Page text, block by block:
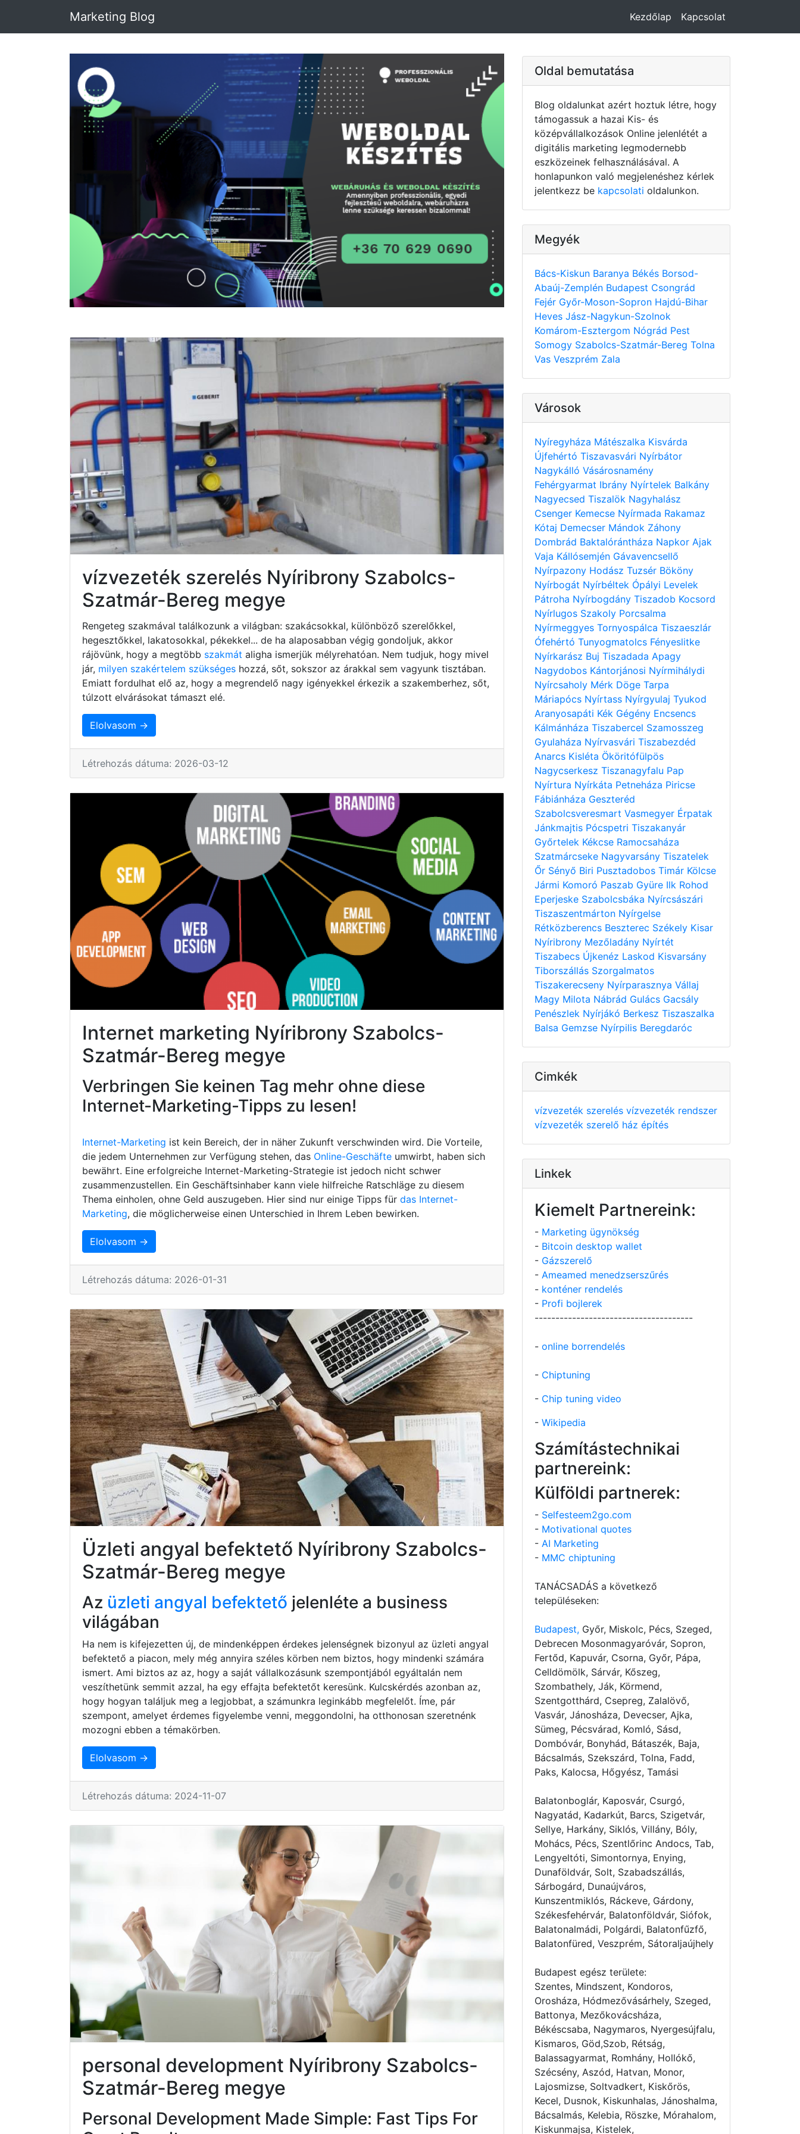
Marketing Blog Kezdőlap Kapcsolat
vízvezeték szerelés Nyíribrony Szabolcs-
Szatmár-Bereg megye
Rengeteg szakmával találkozunk a világban: szakácsokkal, különböző szerelőkkel,
hegesztőkkel, lakatosokkal, pékekkel... de ha alaposabban végig gondoljuk, akkor
rájövünk, hogy a megtöbb szakmát aligha ismerjük mélyrehatóan. Nem tudjuk, hogy mivel
jár, milyen szakértelem szükséges hozzá, sőt, sokszor az árakkal sem vagyunk tisztában.
Emiatt fordulhat elő az, hogy a megrendelő nagy igényekkel érkezik a szakemberhez, sőt,
túlzott elvárásokat támaszt elé.
Elolvasom →
Létrehozás dátuma: 2026-03-12
Internet marketing Nyíribrony Szabolcs-
Szatmár-Bereg megye
Verbringen Sie keinen Tag mehr ohne diese
Internet-Marketing-Tipps zu lesen!
Internet-Marketing ist kein Bereich, der in näher Zukunft verschwinden wird. Die Vorteile,
die jedem Unternehmen zur Verfügung stehen, das Online-Geschäfte umwirbt, haben sich
bewährt. Eine erfolgreiche Internet-Marketing-Strategie ist jedoch nicht schwer
zusammenzustellen. Ein Geschäftsinhaber kann viele hilfreiche Ratschläge zu diesem
Thema einholen, ohne Geld auszugeben. Hier sind nur einige Tipps für das Internet-
Marketing, die möglicherweise einen Unterschied in Ihrem Leben bewirken.
Elolvasom →
Létrehozás dátuma: 2026-01-31
Üzleti angyal befektető Nyíribrony Szabolcs-
Szatmár-Bereg megye
Az üzleti angyal befektető jelenléte a business
világában
Ha nem is kifejezetten új, de mindenképpen érdekes jelenségnek bizonyul az üzleti angyal
befektető a piacon, mely még annyira széles körben nem biztos, hogy mindenki számára
ismert. Ami biztos az az, hogy a saját vállalkozásunk szempontjából egyáltalán nem
veszíthetünk semmit azzal, ha egy effajta befektetőt keresünk. Kulcskérdés azonban az,
hogy hogyan találjuk meg a legjobbat, a számunkra leginkább megfelelőt. Íme, pár
szempont, amelyet érdemes figyelembe venni, meggondolni, ha otthonosan szeretnénk
mozogni ebben a témakörben.
Elolvasom →
Létrehozás dátuma: 2024-11-07
personal development Nyíribrony Szabolcs-
Szatmár-Bereg megye
Personal Development Made Simple: Fast Tips For
Oldal bemutatása
Blog oldalunkat azért hoztuk létre, hogy
támogassuk a hazai Kis- és
középvállalkozások Online jelenlétét a
digitális marketing legmodernebb
eszközeinek felhasználásával. A
honlapunkon való megjelenéshez kérlek
jelentkezz be kapcsolati oldalunkon.
Megyék
Bács-Kiskun Baranya Békés Borsod-
Abaúj-Zemplén Budapest Csongrád
Fejér Győr-Moson-Sopron Hajdú-Bihar
Heves Jász-Nagykun-Szolnok
Komárom-Esztergom Nógrád Pest
Somogy Szabolcs-Szatmár-Bereg Tolna
Vas Veszprém Zala
Városok
Nyíregyháza Mátészalka Kisvárda
Újfehértó Tiszavasvári Nyírbátor
Nagykálló Vásárosnamény
Fehérgyarmat Ibrány Nyírtelek Balkány
Nagyecsed Tiszalök Nagyhalász
Csenger Kemecse Nyírmada Rakamaz
Kótaj Demecser Mándok Záhony
Dombrád Baktalórántháza Napkor Ajak
Vaja Kállósemjén Gávavencsellő
Nyírpazony Hodász Tuzsér Bököny
Nyírbogát Nyírbéltek Ópályi Levelek
Pátroha Nyírbogdány Tiszadob Kocsord
Nyírlugos Szakoly Porcsalma
Nyírmeggyes Tornyospálca Tiszaeszlár
Ófehértó Tunyogmatolcs Fényeslitke
Nyírkarász Buj Tiszadada Apagy
Nagydobos Kántorjánosi Nyírmihálydi
Nyírcsaholy Mérk Döge Tarpa
Máriapócs Nyírtass Nyírgyulaj Tyukod
Aranyosapáti Kék Gégény Encsencs
Kálmánháza Tiszabercel Szamosszeg
Gyulaháza Nyírvasvári Tiszabezdéd
Anarcs Kisléta Ököritófülpös
Nagycserkesz Tiszanagyfalu Pap
Nyírtura Nyírkáta Petneháza Piricse
Fábiánháza Geszteréd
Szabolcsveresmart Vasmegyer Érpatak
Jánkmajtis Pócspetri Tiszakanyár
Győrtelek Kékcse Ramocsaháza
Szatmárcseke Nagyvarsány Tiszatelek
Őr Sényő Biri Pusztadobos Timár Kölcse
Jármi Komoró Paszab Gyüre Ilk Rohod
Eperjeske Szabolcsbáka Nyírcsászári
Tiszaszentmárton Nyírgelse
Rétközberencs Beszterec Székely Kisar
Nyíribrony Mezőladány Nyírtét
Tiszabecs Újkenéz Laskod Kisvarsány
Tiborszállás Szorgalmatos
Tiszakerecseny Nyírparasznya Vállaj
Magy Milota Nábrád Gulács Gacsály
Penészlek Nyírjákó Berkesz Tiszaszalka
Balsa Gemzse Nyírpilis Beregdaróc
Cimkék
vízvezeték szerelés vízvezeték rendszer
vízvezeték szerelő ház építés
Linkek
Kiemelt Partnereink:
- Marketing ügynökség
- Bitcoin desktop wallet
- Gázszerelő
- Ameamed menedzserszűrés
- konténer rendelés
- Profi bojlerek
--------------------------------------
- online borrendelés
- Chiptuning
- Chip tuning video
- Wikipedia
Számítástechnikai
partnereink:
Külföldi partnerek:
- Selfesteem2go.com
- Motivational quotes
- AI Marketing
- MMC chiptuning
TANÁCSADÁS a következő
településeken:
Budapest, Győr, Miskolc, Pécs, Szeged,
Debrecen Mosonmagyaróvár, Sopron,
Fertőd, Kapuvár, Csorna, Győr, Pápa,
Celldömölk, Sárvár, Kőszeg,
Szombathely, Ják, Körmend,
Szentgotthárd, Csepreg, Zalalövő,
Vasvár, Jánosháza, Devecser, Ajka,
Sümeg, Pécsvárad, Komló, Sásd,
Dombóvár, Bonyhád, Bátaszék, Baja,
Bácsalmás, Szekszárd, Tolna, Fadd,
Paks, Kalocsa, Hőgyész, Tamási
Balatonboglár, Kaposvár, Csurgó,
Nagyatád, Kadarkút, Barcs, Szigetvár,
Sellye, Harkány, Siklós, Villány, Bóly,
Mohács, Pécs, Szentlőrinc Andocs, Tab,
Lengyeltóti, Simontornya, Enying,
Dunaföldvár, Solt, Szabadszállás,
Sárbogárd, Dunaújváros,
Kunszentmiklós, Ráckeve, Gárdony,
Székesfehérvár, Balatonföldvár, Siófok,
Balatonalmádi, Polgárdi, Balatonfűzfő,
Balatonfüred, Veszprém, Sátoraljaújhely
Budapest egész területe:
Szentes, Mindszent, Kondoros,
Orosháza, Hódmezővásárhely, Szeged,
Battonya, Mezőkovácsháza,
Békéscsaba, Nagymaros, Nyergesújfalu,
Kismaros, Göd,Szob, Rétság,
Balassagyarmat, Romhány, Hollókő,
Szécsény, Aszód, Hatvan, Monor,
Lajosmizse, Soltvadkert, Kiskőrös,
Kecel, Dusnok, Kiskunhalas, Jánoshalma,
Bácsalmás, Kelebia, Röszke, Mórahalom,
Kiskunmajsa, Kistelek,